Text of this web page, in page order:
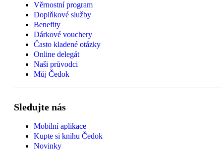
Věrnostní program
Doplňkové služby
Benefity
Dárkové vouchery
Často kladené otázky
Online delegát
Naši průvodci
Můj Čedok
Sledujte nás
Mobilní aplikace
Kupte si knihu Čedok
Novinky